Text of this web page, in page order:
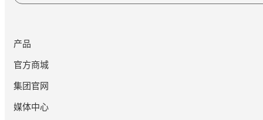
产品
官方商城
集团官网
媒体中心